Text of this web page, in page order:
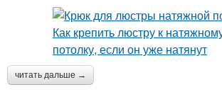
читать дальше →